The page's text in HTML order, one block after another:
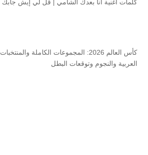
كلمات أغنية أنا بعدك الشامي | قل لي إيش جابك
كأس العالم 2026: المجموعات الكاملة والمنتخبات
العربية والنجوم وتوقعات البطل